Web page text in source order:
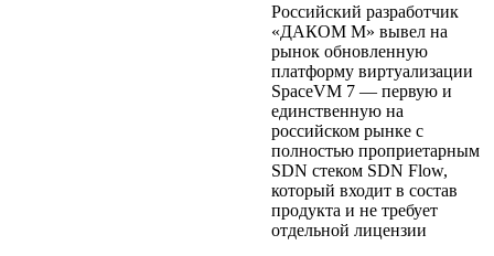
Российский разработчик
«ДАКОМ М» вывел на
рынок обновленную
платформу виртуализации
SpaceVM 7 — первую и
единственную на
российском рынке с
полностью проприетарным
SDN стеком SDN Flow,
который входит в состав
продукта и не требует
отдельной лицензии